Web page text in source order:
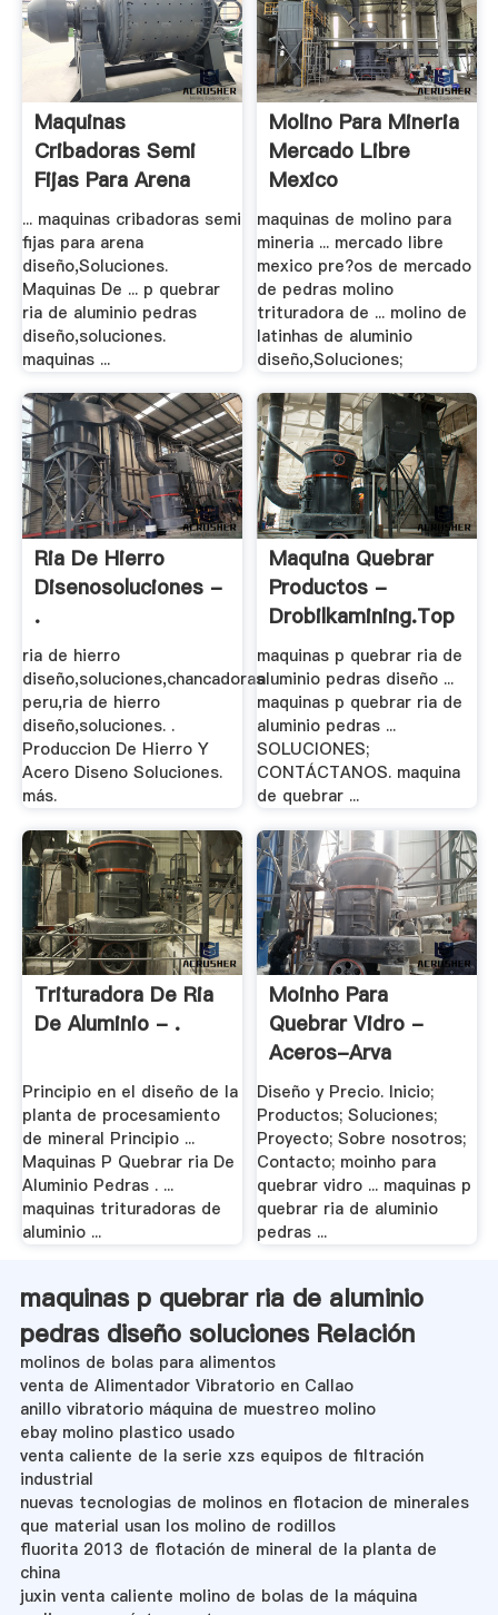
Maquinas
Cribadoras Semi
Fijas Para Arena
Diseño .
... maquinas cribadoras semi
fijas para arena
diseño,Soluciones.
Maquinas De ... p quebrar
ria de aluminio pedras
diseño,soluciones.
maquinas ...
Molino Para Mineria
Mercado Libre
Mexico
maquinas de molino para
mineria ... mercado libre
mexico pre?os de mercado
de pedras molino
trituradora de ... molino de
latinhas de aluminio
diseño,Soluciones;
Ria De Hierro
Disenosoluciones -
.
ria de hierro
diseño,soluciones,chancadoras
peru,ria de hierro
diseño,soluciones. .
Produccion De Hierro Y
Acero Diseno Soluciones.
más.
Maquina Quebrar
Productos -
Drobilkamining.top
maquinas p quebrar ria de
aluminio pedras diseño ...
maquinas p quebrar ria de
aluminio pedras ...
SOLUCIONES;
CONTÁCTANOS. maquina
de quebrar ...
Trituradora De Ria
De Aluminio - .
Principio en el diseño de la
planta de procesamiento
de mineral Principio ...
Maquinas P Quebrar ria De
Aluminio Pedras . ...
maquinas trituradoras de
aluminio ...
Moinho Para
Quebrar Vidro -
Aceros-Arva
Diseño y Precio. Inicio;
Productos; Soluciones;
Proyecto; Sobre nosotros;
Contacto; moinho para
quebrar vidro ... maquinas p
quebrar ria de aluminio
pedras ...
maquinas p quebrar ria de aluminio
pedras diseño soluciones Relación
molinos de bolas para alimentos
venta de Alimentador Vibratorio en Callao
anillo vibratorio máquina de muestreo molino
ebay molino plastico usado
venta caliente de la serie xzs equipos de filtración
industrial
nuevas tecnologias de molinos en flotacion de minerales
que material usan los molino de rodillos
fluorita 2013 de flotación de mineral de la planta de
china
juxin venta caliente molino de bolas de la máquina